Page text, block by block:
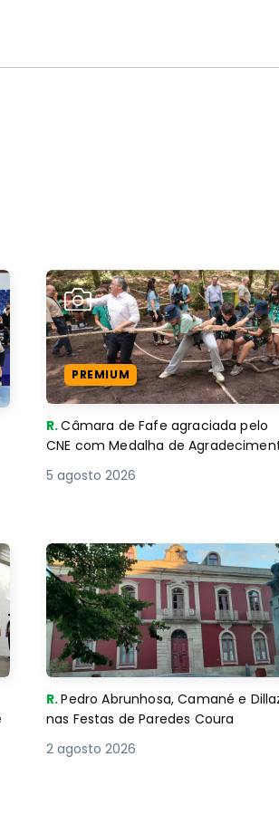
PREMIUM
R.Câmara de Fafe agraciada pelo
CNE com Medalha de
5 agosto 2026
R.Pedro Abrunhosa, Camané e
nas Festas de Paredes Coura
2 agosto 2026